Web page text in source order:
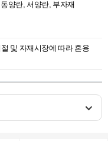
양란, 서양란, 부자재
및 자재시장에 따라 혼용